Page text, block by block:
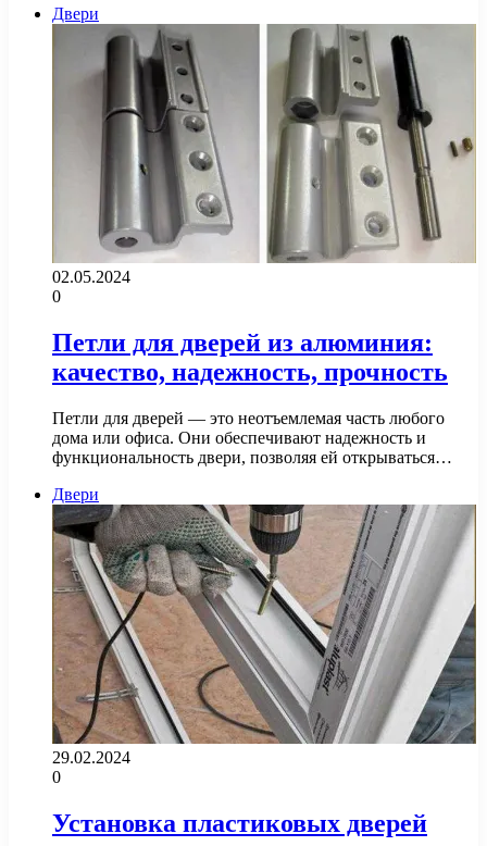
Двери
02.05.2024
0
Петли для дверей из алюминия:
качество, надежность, прочность
Петли для дверей — это неотъемлемая часть любого
дома или офиса. Они обеспечивают надежность и
функциональность двери, позволяя ей открываться…
Двери
29.02.2024
0
Установка пластиковых дверей